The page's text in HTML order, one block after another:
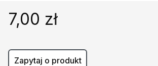
Podręczniki szkolne
7,00 zł
Zapytaj o produkt